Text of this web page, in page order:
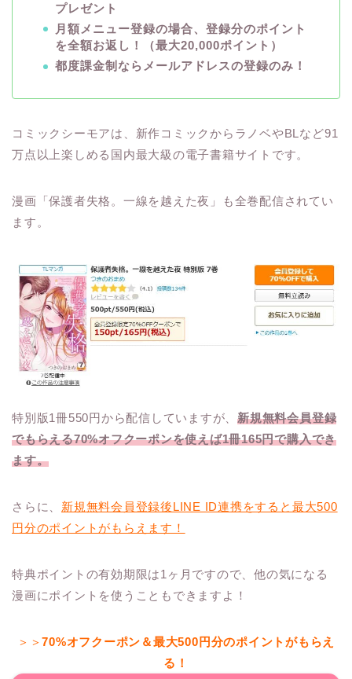
プレゼント
月額メニュー登録の場合、登録分のポイント
を全額お返し！（最大20,000ポイント）
都度課金制ならメールアドレスの登録のみ！
コミックシーモアは、新作コミックからラノベやBLなど91
万点以上楽しめる国内最大級の電子書籍サイトです。
漫画「保護者失格。一線を越えた夜」も全巻配信されてい
ます。
特別版1冊550円から配信していますが、新規無料会員登録
でもらえる70%オフクーポンを使えば1冊165円で購入でき
ます。
さらに、 新規無料会員登録後LINE ID連携をすると最大500
円分のポイントがもらえます！
特典ポイントの有効期限は1ヶ月ですので、他の気になる
漫画にポイントを使うこともできますよ！
＞＞70%オフクーポン＆最大500円分のポイントがもらえ
る！